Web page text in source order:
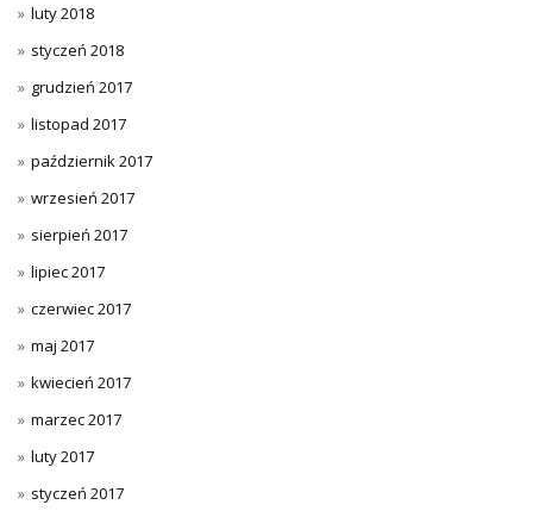
luty 2018
styczeń 2018
grudzień 2017
listopad 2017
październik 2017
wrzesień 2017
sierpień 2017
lipiec 2017
czerwiec 2017
maj 2017
kwiecień 2017
marzec 2017
luty 2017
styczeń 2017